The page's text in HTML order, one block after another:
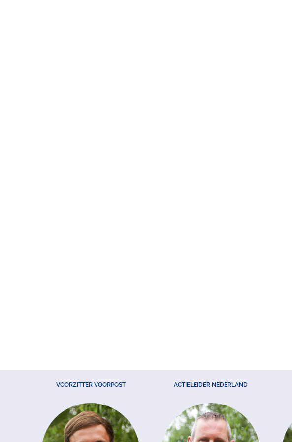
VOORZITTER VOORPOST ACTIELEIDER NEDERLAND